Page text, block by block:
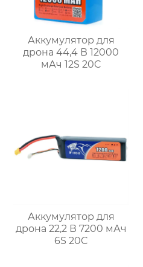
Аккумулятор для
дрона 44,4 В 12000
мАч 12S 20C
Аккумулятор для
дрона 22,2 В 7200 мАч
6S 20C